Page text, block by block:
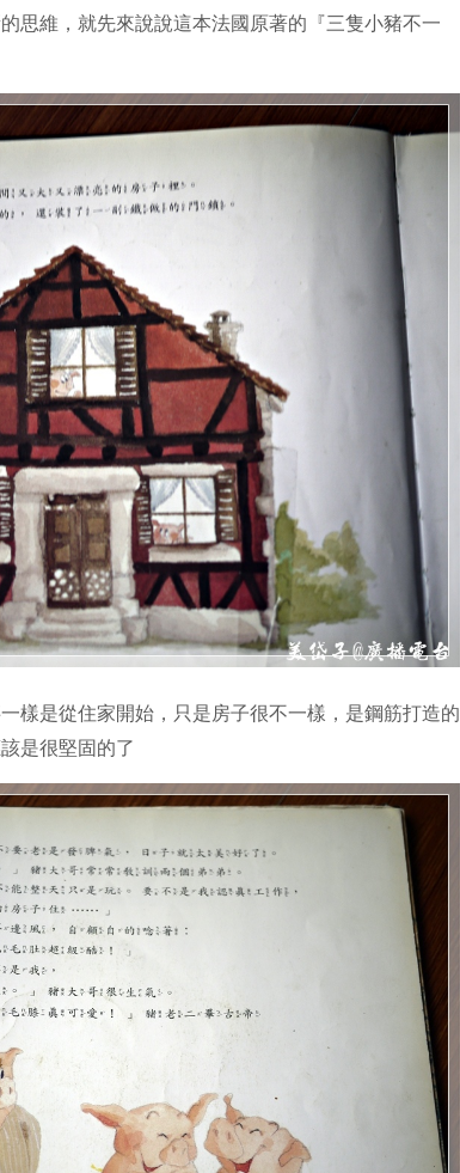
思維，就先來說說這本法國原著的『三隻小豬不一
樣是從住家開始，只是房子很不一樣，是鋼筋打造的
是很堅固的了